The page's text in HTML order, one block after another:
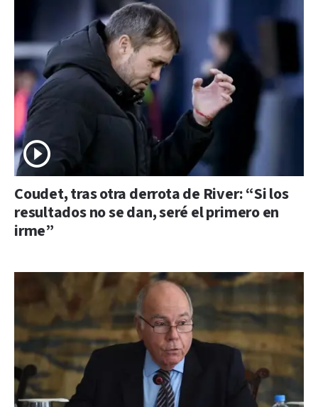
Coudet, tras otra derrota de River: “Si los
resultados no se dan, seré el primero en
irme”